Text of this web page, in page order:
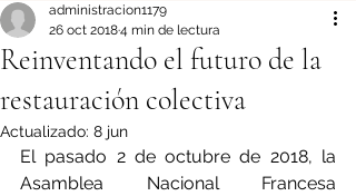
Reinventando el futuro de la
restauración colectiva
administracion1179
26 oct 20184 min de lectura
Actualizado: 8 jun
El pasado 2 de octubre de 2018, la
Asamblea Nacional Francesa